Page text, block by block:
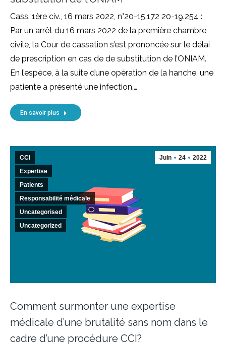
Cass. 1ère civ., 16 mars 2022, n°20-15.172 20-19.254 :
Par un arrêt du 16 mars 2022 de la première chambre
civile, la Cour de cassation s’est prononcée sur le délai
de prescription en cas de de substitution de l’ONIAM.
En l’espèce, à la suite d’une opération de la hanche, une
patiente a présenté une infection.…
En savoir plus
Juin 24 2022
CCI
Expertise
Patients
Responsabilité médicale
Uncategorised
Uncategorized
Comment surmonter une expertise
médicale d’une brutalité sans nom dans le
cadre d’une procédure CCI?